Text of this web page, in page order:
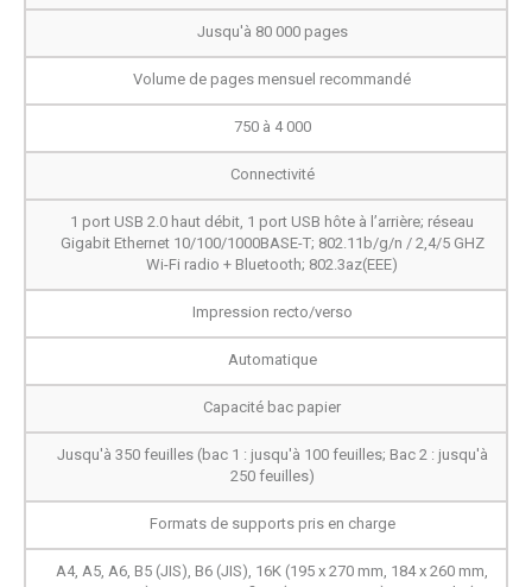
Jusqu'à 80 000 pages
Volume de pages mensuel recommandé
750 à 4 000
Connectivité
1 port USB 2.0 haut débit, 1 port USB hôte à l’arrière; réseau
Gigabit Ethernet 10/100/1000BASE-T; 802.11b/g/n / 2,4/5 GHZ
Wi-Fi radio + Bluetooth; 802.3az(EEE)
Impression recto/verso
Automatique
Capacité bac papier
Jusqu'à 350 feuilles (bac 1 : jusqu'à 100 feuilles; Bac 2 : jusqu'à
250 feuilles)
Formats de supports pris en charge
A4, A5, A6, B5 (JIS), B6 (JIS), 16K (195 x 270 mm, 184 x 260 mm,